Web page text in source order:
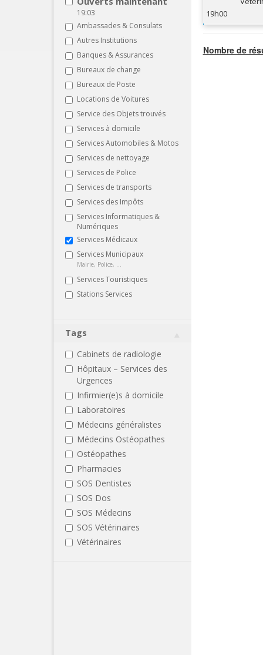
19:03
Ambassades & Consulats
Autres Institutions
Banques & Assurances
Bureaux de change
Bureaux de Poste
Locations de Voitures
Service des Objets trouvés
Services à domicile
Services Automobiles & Motos
Services de nettoyage
Services de Police
Services de transports
Services des Impôts
Services Informatiques &
Numériques
Services Médicaux
Services Municipaux
Mairie, Police, ...
Services Touristiques
Stations Services
Tags
Cabinets de radiologie
Hôpitaux – Services des
Urgences
Infirmier(e)s à domicile
Laboratoires
Médecins généralistes
Médecins Ostéopathes
Ostéopathes
Pharmacies
SOS Dentistes
SOS Dos
SOS Médecins
SOS Vétérinaires
Vétérinaires
19h00
Nombre de